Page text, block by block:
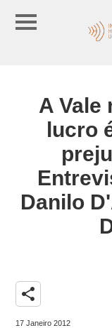
A Vale
lucro
Danilo
share
17 Janeiro 2012